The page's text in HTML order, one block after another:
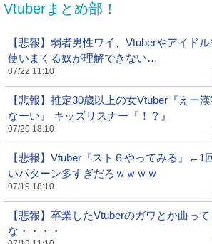
Vtuberまとめ部！
【悲報】弱者男性ワイ、Vtuberやアイド
使いまくる奴が理解できない…
07/22 11:10
【悲報】推定30歳以上の女Vtuber『えー
なーい』 キッズリスナー『！？』
07/20 18:10
【悲報】Vtuber『スト６やってみる』←1
いパターン多すぎだろｗｗｗｗ
07/19 18:10
【悲報】卒業したVtuberのガワとか曲っ
な・・・・